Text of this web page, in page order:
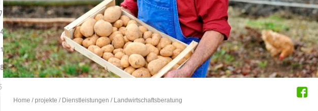
Home /projekte / Dienstleistungen / Landwirtschaftsberatung